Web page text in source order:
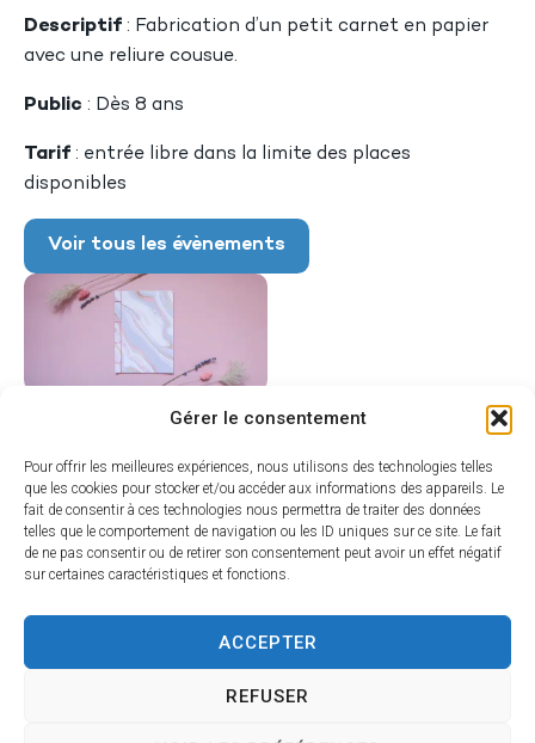
Gérer le consentement
Pour offrir les meilleures expériences, nous utilisons des technologies telles
que les cookies pour stocker et/ou accéder aux informations des appareils. Le
fait de consentir à ces technologies nous permettra de traiter des données
telles que le comportement de navigation ou les ID uniques sur ce site. Le fait
de ne pas consentir ou de retirer son consentement peut avoir un effet négatif
sur certaines caractéristiques et fonctions.
ACCEPTER
REFUSER
Descriptif : Fabrication d’un petit carnet en papier
avec une reliure cousue.
Public : Dès 8 ans
Tarif : entrée libre dans la limite des places
disponibles
Voir tous les évènements